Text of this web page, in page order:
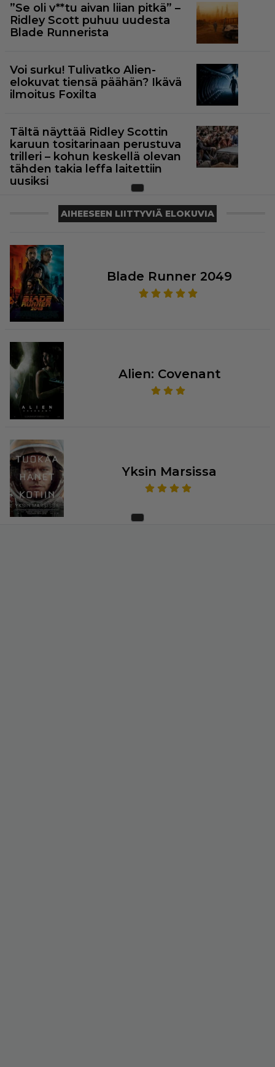
”Se oli v**tu aivan liian pitkä” –
Ridley Scott puhuu uudesta
Blade Runnerista
Voi surku! Tulivatko Alien-
elokuvat tiensä päähän? Ikävä
ilmoitus Foxilta
Tältä näyttää Ridley Scottin
karuun tositarinaan perustuva
trilleri – kohun keskellä olevan
tähden takia leffa laitettiin
uusiksi
AIHEESEEN LIITTYVIÄ ELOKUVIA
Blade Runner 2049
Alien: Covenant
Yksin Marsissa